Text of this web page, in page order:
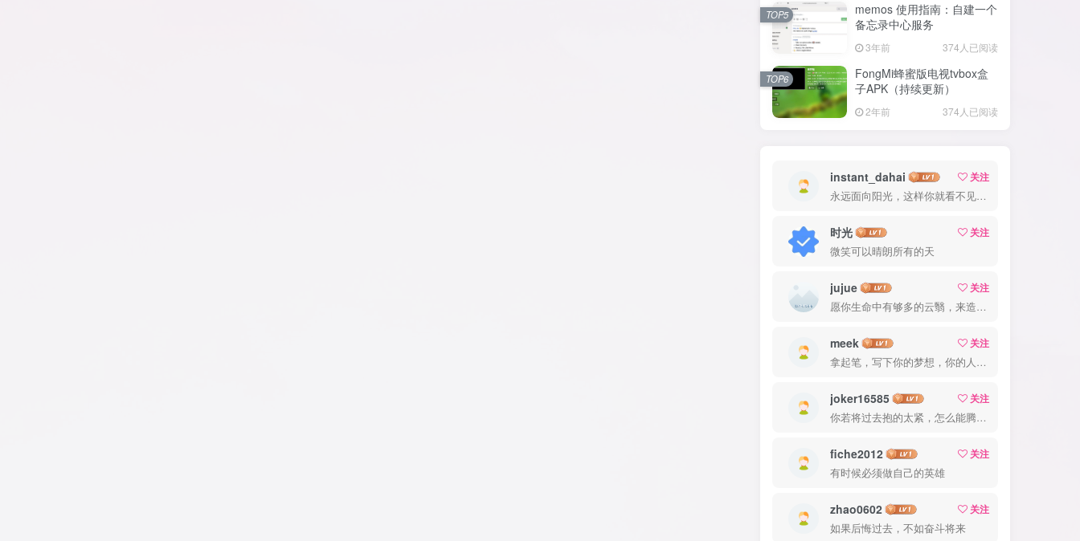
memos 使用指南：自建一个
备忘录中心服务
3年前 374人已阅读
TOP5
FongMi蜂蜜版电视tvbox盒
子APK（持续更新）
2年前 374人已阅读
TOP6
instant_dahai
关注
永远面向阳光，这样你就看不见阴影了
时光
关注
微笑可以晴朗所有的天
jujue
关注
愿你生命中有够多的云翳，来造成一个美丽的黄昏
meek
关注
拿起笔，写下你的梦想，你的人生就从此刻起航
joker16585
关注
你若将过去抱的太紧，怎么能腾出手来拥抱现在？
fiche2012
关注
有时候必须做自己的英雄
zhao0602
关注
如果后悔过去，不如奋斗将来